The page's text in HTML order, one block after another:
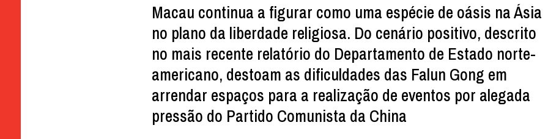
Macau continua a figurar como uma espécie de oásis na Ásia
no plano da liberdade religiosa. Do cenário positivo, descrito
no mais recente relatório do Departamento de Estado norte-
americano, destoam as dificuldades das Falun Gong em
arrendar espaços para a realização de eventos por alegada
pressão do Partido Comunista da China